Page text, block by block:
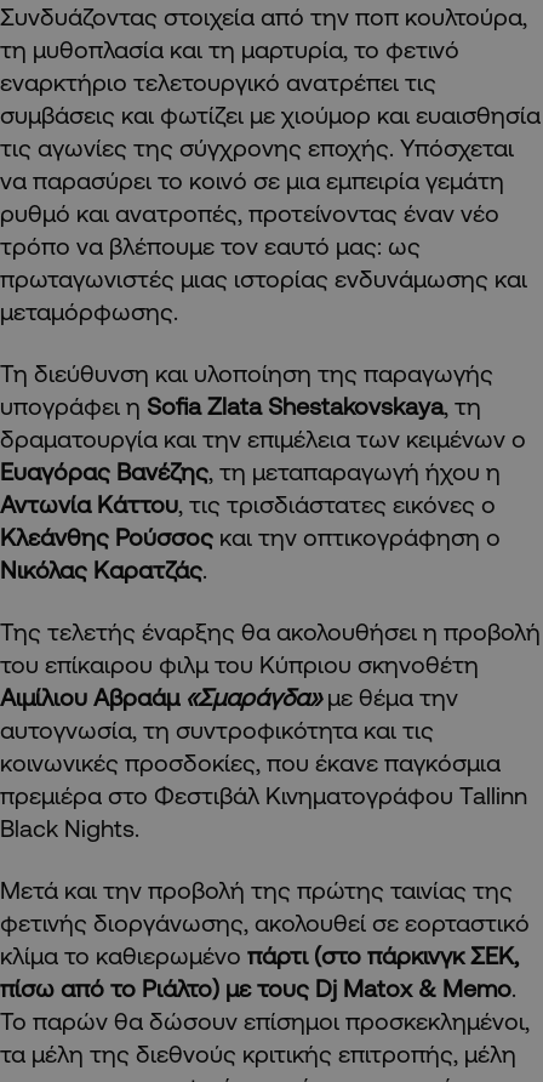
Συνδυάζοντας στοιχεία από την ποπ κουλτούρα,
τη μυθοπλασία και τη μαρτυρία, το φετινό
εναρκτήριο τελετουργικό ανατρέπει τις
συμβάσεις και φωτίζει με χιούμορ και ευαισθησία
τις αγωνίες της σύγχρονης εποχής. Υπόσχεται
να παρασύρει το κοινό σε μια εμπειρία γεμάτη
ρυθμό και ανατροπές, προτείνοντας έναν νέο
τρόπο να βλέπουμε τον εαυτό μας: ως
πρωταγωνιστές μιας ιστορίας ενδυνάμωσης και
μεταμόρφωσης.
Τη διεύθυνση και υλοποίηση της παραγωγής
υπογράφει η Sofia Zlata Shestakovskaya , τη
δραματουργία και την επιμέλεια των κειμένων ο
Ευαγόρας Bανέζης , τη μεταπαραγωγή ήχου η
Αντωνία Κάττου , τις τρισδιάστατες εικόνες ο
Κλεάνθης Ρούσσος και την οπτικογράφηση ο
Νικόλας Καρατζάς
Της τελετής έναρξης θα ακολουθήσει η προβολή
του επίκαιρου φιλμ του Κύπριου σκηνοθέτη
Αιμίλιου Αβραάμ«Σμαράγδα»με θέμα την
αυτογνωσία, τη συντροφικότητα και τις
κοινωνικές προσδοκίες, που έκανε παγκόσμια
πρεμιέρα στο Φεστιβάλ Κινηματογράφου Tallinn
Black Nights.
Μετά και την προβολή της πρώτης ταινίας της
φετινής διοργάνωσης, ακολουθεί σε εορταστικό
κλίμα το καθιερωμένο πάρτι (στο πάρκινγκ ΣΕΚ,
πίσω από το Ριάλτο) με τους Dj Matox & Memo
Το παρών θα δώσουν επίσημοι προσκεκλημένοι,
τα μέλη της διεθνούς κριτικής επιτροπής, μέλη